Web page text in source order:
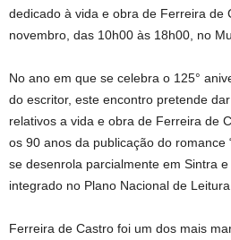
dedicado à vida e obra de Ferreira de
novembro, das 10h00 às 18h00, no
No ano em que se celebra o 125°
do escritor, este encontro pretende
relativos a vida e obra de Ferreira de
os 90 anos da publicação do romance
se desenrola parcialmente em Sintra
integrado no Plano Nacional de Leitura.
Ferreira de Castro foi um dos mais